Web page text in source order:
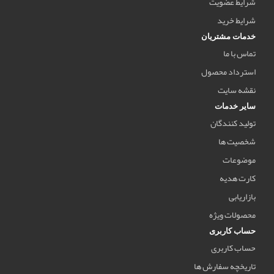
شرایط خرید
خدمات مشتریان
تماس با ما
استرداد محصول
نقشه سایت
سایر خدمات
تولید کنندگان
شخصیت ها
موضوعات
کارت هدیه
بازاریابی
محصولات ویژه
حساب کاربری
حساب کاربری
تاریخچه سفارش ها